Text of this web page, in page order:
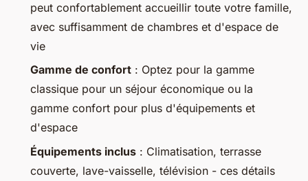
peut confortablement accueillir toute votre famille,
avec suffisamment de chambres et d'espace de
vie
Gamme de confort : Optez pour la gamme
classique pour un séjour économique ou la
gamme confort pour plus d'équipements et
d'espace
Équipements inclus : Climatisation, terrasse
couverte, lave-vaisselle, télévision - ces détails